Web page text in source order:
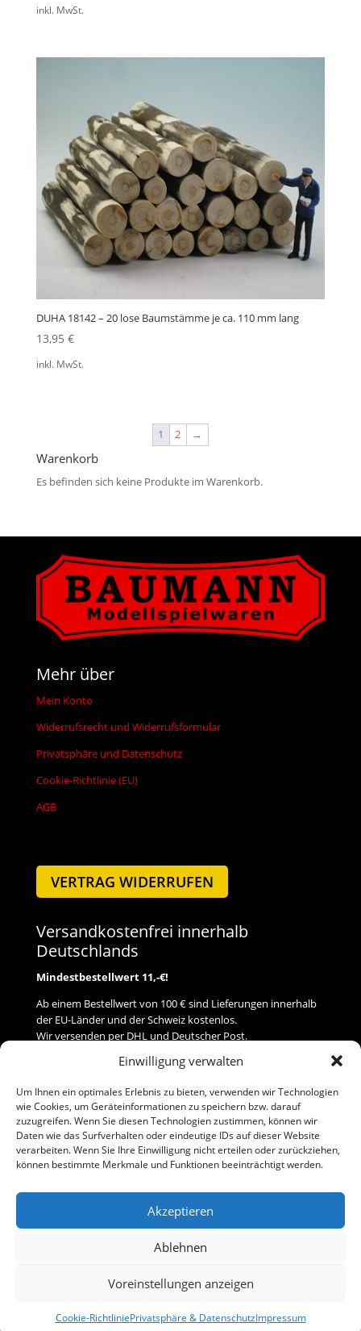
Einwilligung verwalten
Um Ihnen ein optimales Erlebnis zu bieten, verwenden wir Technologien
wie Cookies, um Geräteinformationen zu speichern bzw. darauf
zuzugreifen. Wenn Sie diesen Technologien zustimmen, können wir
Daten wie das Surfverhalten oder eindeutige IDs auf dieser Website
verarbeiten. Wenn Sie Ihre Einwilligung nicht erteilen oder zurückziehen,
können bestimmte Merkmale und Funktionen beeinträchtigt werden.
Akzeptieren
Ablehnen
Voreinstellungen anzeigen
Cookie-RichtliniePrivatsphäre & DatenschutzImpressum
inkl. MwSt.
DUHA 18142 – 20 lose Baumstämme je ca. 110 mm lang
13,95 €
inkl. MwSt.
1 2 →
Warenkorb
Es befinden sich keine Produkte im Warenkorb.
Mehr über
Mein Konto
Widerrufsrecht und Widerrufsformular
Privatsphäre und Datenschutz
Cookie-Richtlinie (EU)
AGB
VERTRAG WIDERRUFEN
Versandkostenfrei innerhalb
Deutschlands
Mindestbestellwert 11,-€!
Ab einem Bestellwert von 100 € sind Lieferungen innerhalb
der EU-Länder und der Schweiz kostenlos.
Wir versenden per DHL und Deutscher Post.
Versand
Zahlung
Baumann Modellspielwaren
Telefon (0 91 61) 33 84
Impressum